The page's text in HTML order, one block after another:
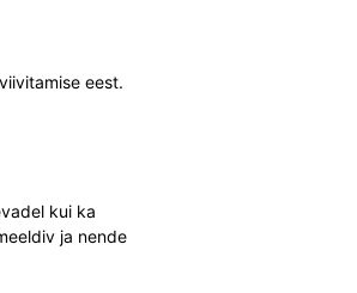
eest.
kui ka
ja nende